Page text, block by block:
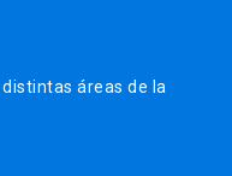
áreas de la